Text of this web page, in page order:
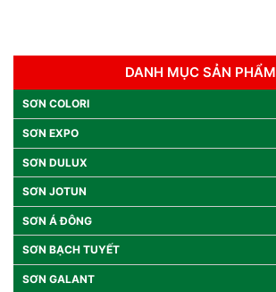
DANH MỤC SẢN PHẨM
SƠN COLORI
SƠN EXPO
SƠN DULUX
SƠN JOTUN
SƠN Á ĐÔNG
SƠN BẠCH TUYẾT
SƠN GALANT